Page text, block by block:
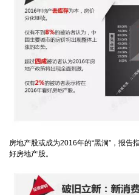
房地产股或成为2016年的“黑洞”，报
好房地产股。